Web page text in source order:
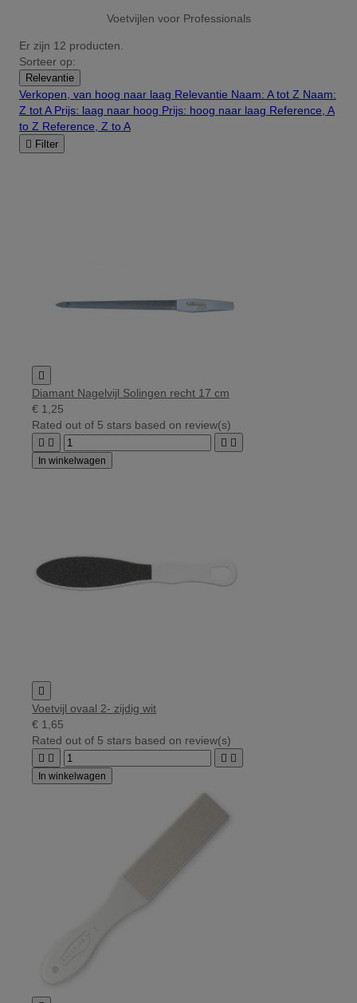
Voetvijlen voor Professionals
Er zijn 12 producten.
Sorteer op:
Relevantie
Verkopen, van hoog naar laag Relevantie Naam: A tot Z Naam:
Z tot A Prijs: laag naar hoog Prijs: hoog naar laag Reference, A
to Z Reference, Z to A
 Filter

Diamant Nagelvijl Solingen recht 17 cm
€ 1,25
Rated out of 5 stars based on review(s)
   
In winkelwagen

Voetvijl ovaal 2- zijdig wit
€ 1,65
Rated out of 5 stars based on review(s)
   
In winkelwagen